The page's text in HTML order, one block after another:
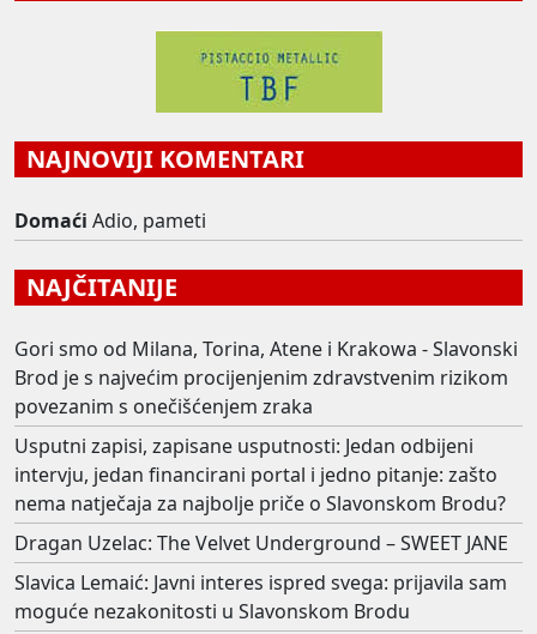
NAJNOVIJI KOMENTARI
Domaći Adio, pameti
NAJČITANIJE
Gori smo od Milana, Torina, Atene i Krakowa - Slavonski
Brod je s najvećim procijenjenim zdravstvenim rizikom
povezanim s onečišćenjem zraka
Usputni zapisi, zapisane usputnosti: Jedan odbijeni
intervju, jedan financirani portal i jedno pitanje: zašto
nema natječaja za najbolje priče o Slavonskom Brodu?
Dragan Uzelac: The Velvet Underground – SWEET JANE
Slavica Lemaić: Javni interes ispred svega: prijavila sam
moguće nezakonitosti u Slavonskom Brodu